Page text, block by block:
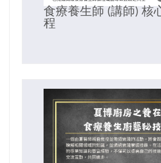
食療養生師 (講師) 核
程